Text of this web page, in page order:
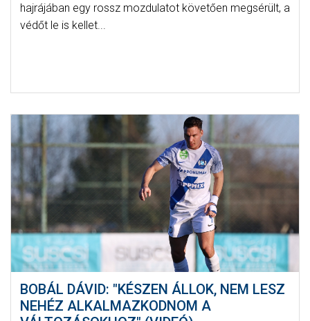
hajrájában egy rossz mozdulatot követően megsérült, a
védőt le is kellet...
BOBÁL DÁVID: "KÉSZEN ÁLLOK, NEM LESZ
NEHÉZ ALKALMAZKODNOM A